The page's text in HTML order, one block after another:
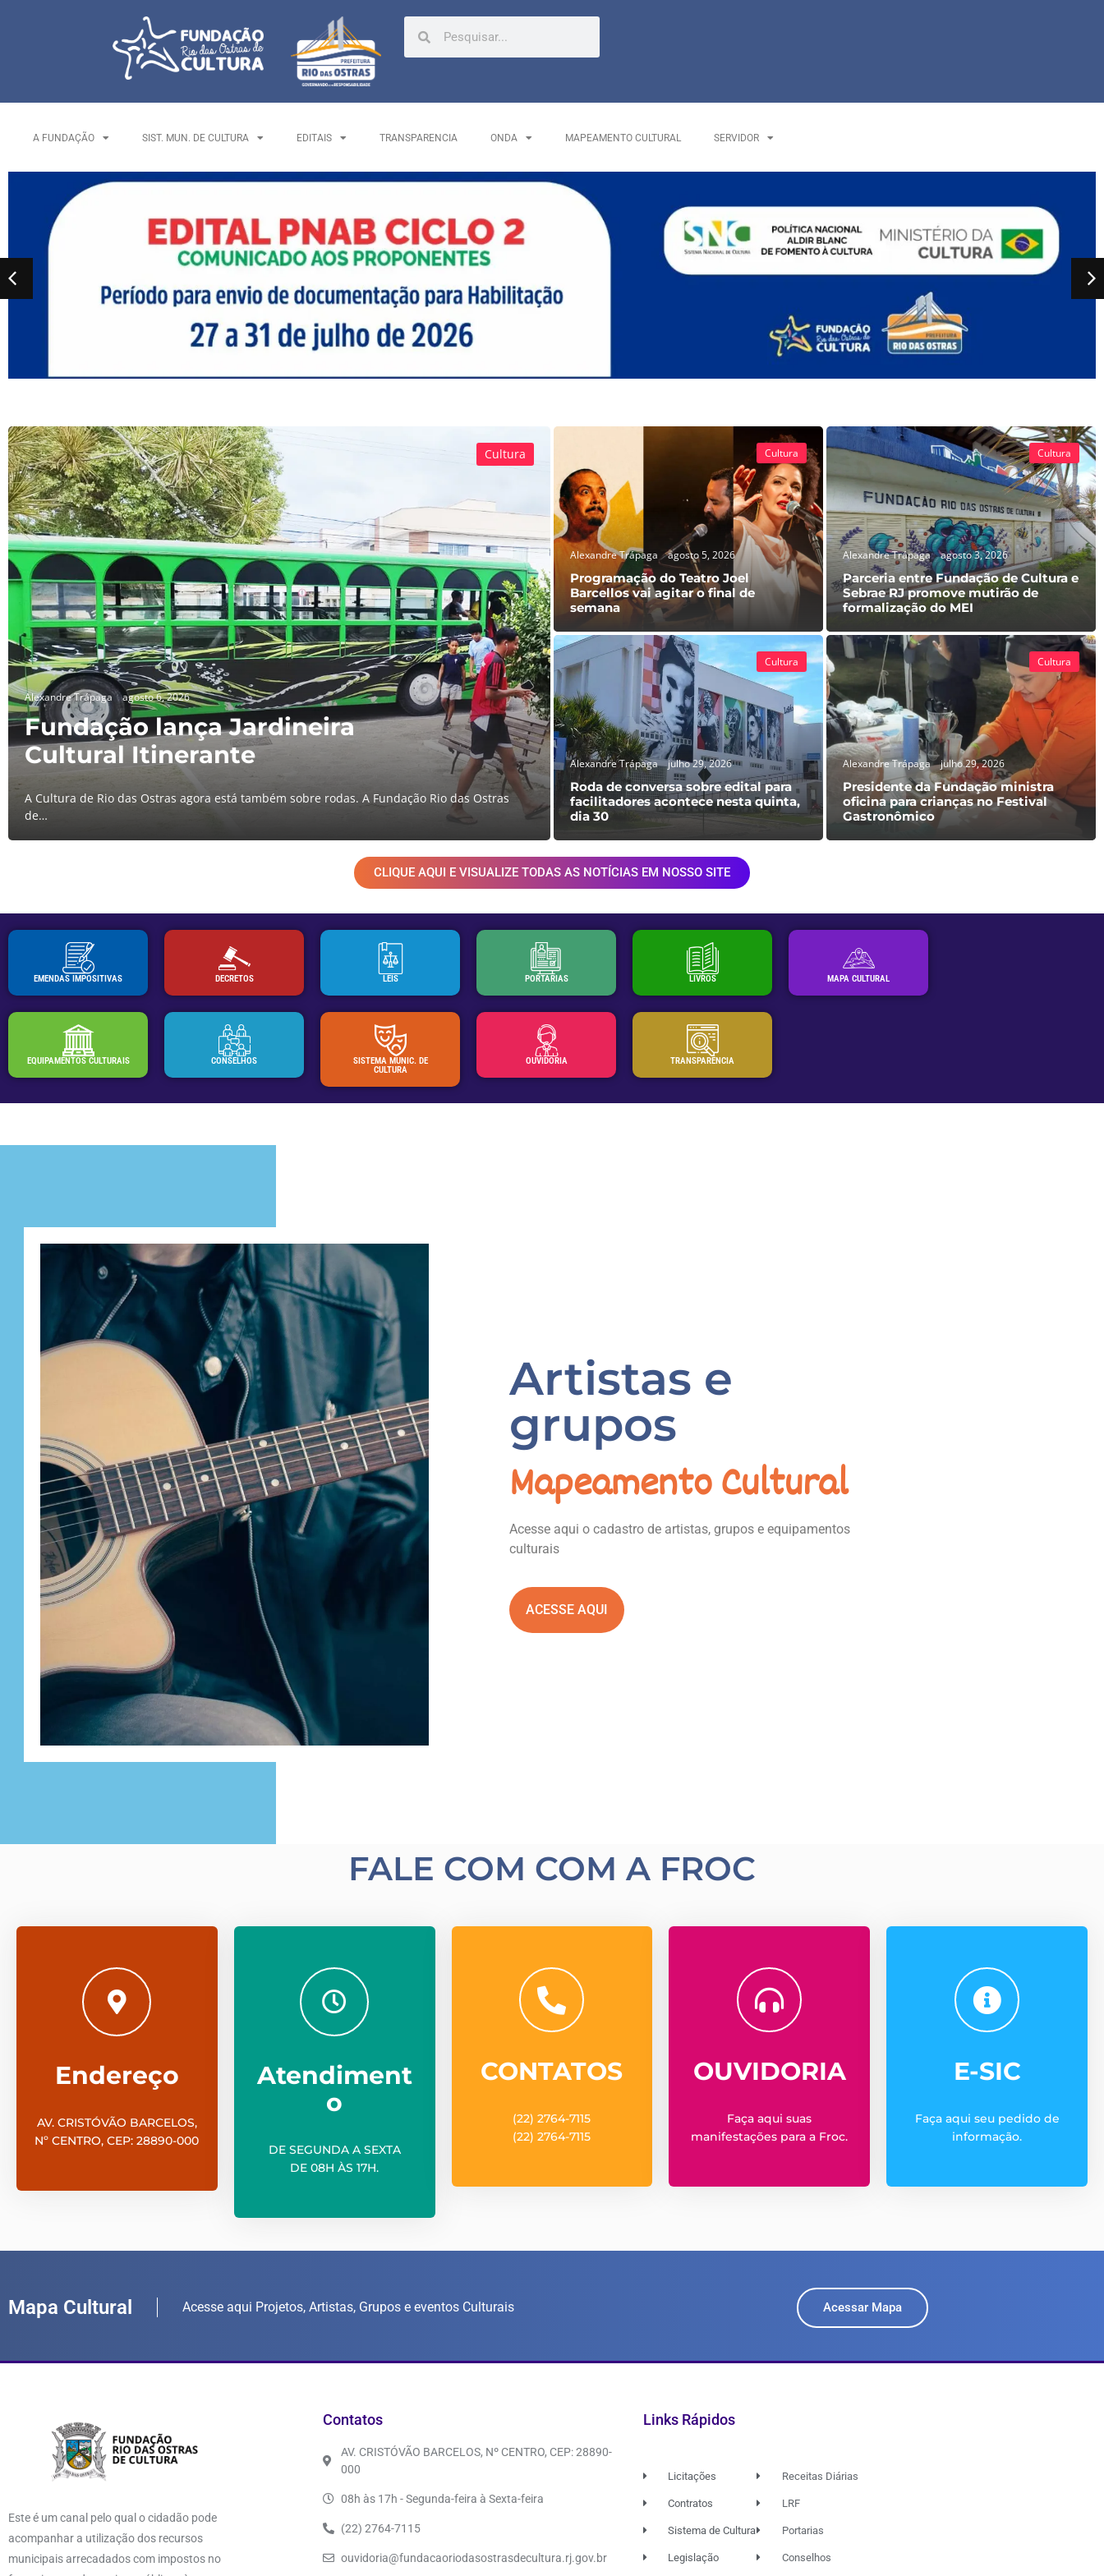
A FUNDAÇÃO SIST. MUN. DE CULTURA EDITAIS TRANSPARENCIA ONDA MAPEAMENTO CULTURAL SERVIDOR
Alexandre Trápaga agosto 6, 2026
Fundação lança Jardineira
Cultural Itinerante
A Cultura de Rio das Ostras agora está também sobre rodas. A Fundação Rio das Ostras
de…
Cultura
Alexandre Trápaga agosto 5, 2026
Programação do Teatro Joel
Barcellos vai agitar o final de
semana
Cultura
Alexandre Trápaga agosto 3, 2026
Parceria entre Fundação de Cultura e
Sebrae RJ promove mutirão de
formalização do MEI
Cultura
Alexandre Trápaga julho 29, 2026
Roda de conversa sobre edital para
facilitadores acontece nesta quinta,
dia 30
Cultura
Alexandre Trápaga julho 29, 2026
Presidente da Fundação ministra
oficina para crianças no Festival
Gastronômico
Cultura
CLIQUE AQUI E VISUALIZE TODAS AS NOTÍCIAS EM NOSSO SITE
EMENDAS IMPOSITIVAS DECRETOS LEIS PORTARIAS LIVROS MAPA CULTURAL
EQUIPAMENTOS CULTURAIS CONSELHOS
SISTEMA MUNIC. DE
CULTURA
OUVIDORIA TRANSPARÊNCIA
Artistas e
grupos
Mapeamento Cultural
Acesse aqui o cadastro de artistas, grupos e equipamentos
culturais
ACESSE AQUI
FALE COM COM A FROC
Endereço
AV. CRISTÓVÃO BARCELOS,
Nº CENTRO, CEP: 28890-000
Atendiment
o
DE SEGUNDA A SEXTA
DE 08H ÀS 17H.
CONTATOS
(22) 2764-7115
(22) 2764-7115
OUVIDORIA
Faça aqui suas
manifestações para a Froc.
E-SIC
Faça aqui seu pedido de
informação.
Mapa Cultural Acesse aqui Projetos, Artistas, Grupos e eventos Culturais Acessar Mapa
Este é um canal pelo qual o cidadão pode
acompanhar a utilização dos recursos
municipais arrecadados com impostos no
Contatos
AV. CRISTÓVÃO BARCELOS, Nº CENTRO, CEP: 28890-
000
08h às 17h - Segunda-feira à Sexta-feira
(22) 2764-7115
ouvidoria@fundacaoriodasostrasdecultura.rj.gov.br
Links Rápidos
Licitações
Contratos
Sistema de Cultura
Legislação
Receitas Diárias
LRF
Portarias
Conselhos